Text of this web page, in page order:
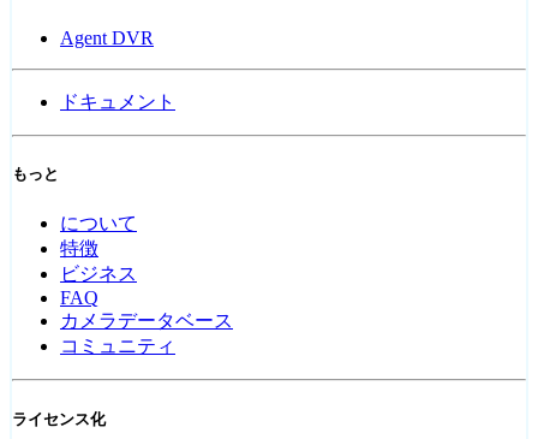
Agent DVR
ドキュメント
もっと
について
特徴
ビジネス
FAQ
カメラデータベース
コミュニティ
ライセンス化